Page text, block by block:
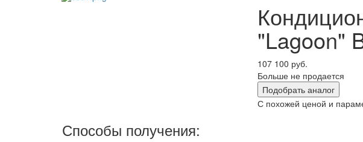
"Lagoon"
107 100 руб.
Больше не продается
Подобрать аналог
С похожей ценой и
Способы получения: